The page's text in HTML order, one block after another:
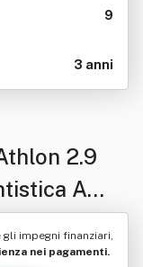
9
3 anni
2.9
A
impegni finanziari,
nei pagamenti.